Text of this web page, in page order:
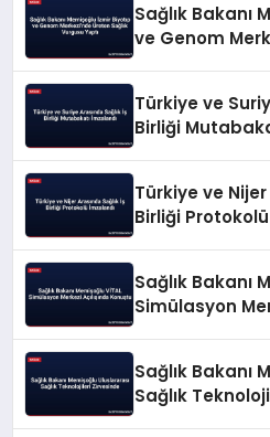
Sağlık Bakanı
ve Genom
Türkiye ve
Birliği
Türkiye ve Nijer
Birliği
Sağlık Bakanı
Simülasyon
Sağlık Bakanı
Sağlık